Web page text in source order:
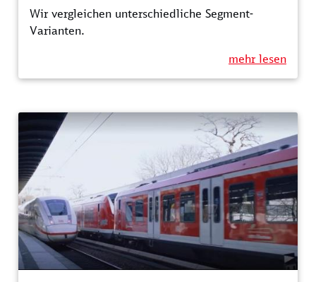
Wir vergleichen unterschiedliche Segment-
Varianten.
mehr lesen